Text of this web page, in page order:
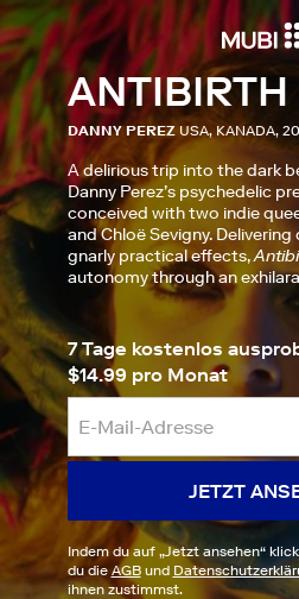
ANTIBIRTH
DANNY PEREZ USA, KANADA,
A delirious trip into the dark
Danny Perez’s psychedelic
conceived with two indie
and Chloë Sevigny.
gnarly practical effects,
autonomy through an
7 Tage kostenlos
$14.99 pro Monat
JETZT
Indem du auf „Jetzt ansehen“
du die AGBund
ihnen zustimmst.